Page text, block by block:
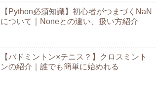
【Python必須知識】初心者がつまづくNaN
について｜Noneとの違い、扱い方紹介
【バドミントン×テニス？】クロスミント
ンの紹介｜誰でも簡単に始めれる